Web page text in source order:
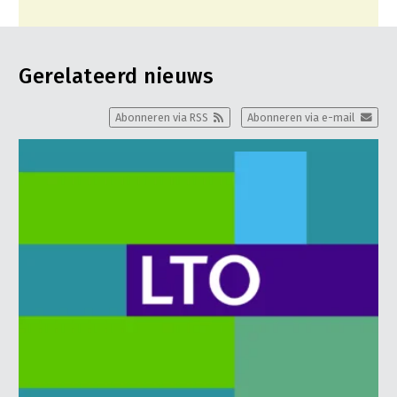
Gerelateerd nieuws
Abonneren via e-mail
Abonneren via RSS